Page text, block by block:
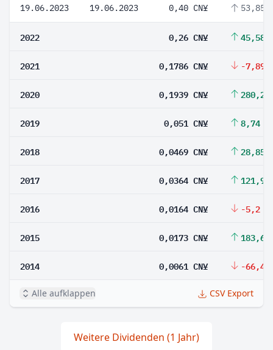
19.06.2023 19.06.2023 0,40 CN¥ 53,85
2022 0,26 CN¥ 45,58
2021 0,1786 CN¥ -7,89
2020 0,1939 CN¥ 280,2
2019 0,051 CN¥ 8,74 %
2018 0,0469 CN¥ 28,85
2017 0,0364 CN¥ 121,95
2016 0,0164 CN¥ -5,2 %
2015 0,0173 CN¥ 183,61
2014 0,0061 CN¥ -66,48
Alle aufklappen CSV Export
Weitere Dividenden (1 Jahr)